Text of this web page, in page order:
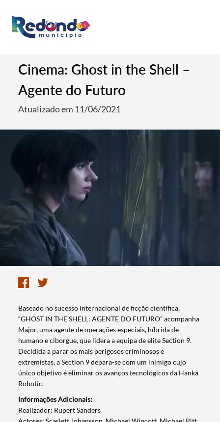
Cinema: Ghost in the Shell –
Agente do Futuro
Atualizado em 11/06/2021
Baseado no sucesso internacional de ficção científica,
“GHOST IN THE SHELL: AGENTE DO FUTURO” acompanha
Major, uma agente de operações especiais, híbrida de
humano e ciborgue, que lidera a equipa de elite Section 9.
Decidida a parar os mais perigosos criminosos e
extremistas, a Section 9 depara-se com um inimigo cujo
único objetivo é eliminar os avanços tecnológicos da Hanka
Robotic.
Informações Adicionais:
​Realizador: Rupert Sanders